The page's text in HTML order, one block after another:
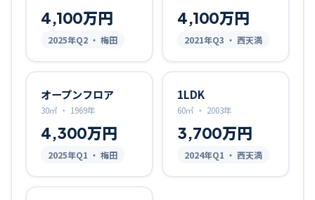
4,100万円
2025年Q2 ・ 梅田
4,100万円
2021年Q3 ・ 西天満
オープンフロア
30㎡ ・ 1969年
4,300万円
2025年Q1 ・ 梅田
1LDK
60㎡ ・ 2003年
3,700万円
2024年Q1 ・ 西天満